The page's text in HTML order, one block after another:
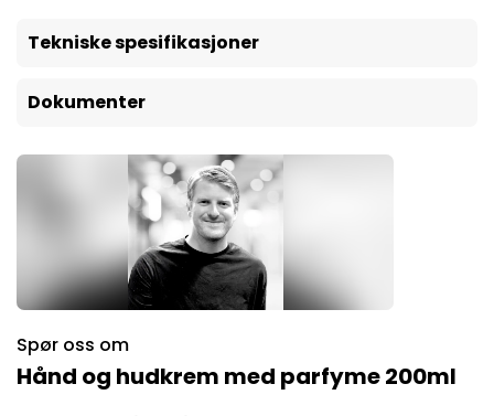
Tekniske spesifikasjoner
Dokumenter
Spør oss om
Hånd og hudkrem med parfyme 200ml